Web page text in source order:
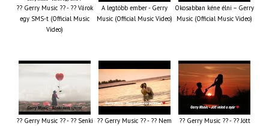
?? Gerry Music ?? - ?? Várok
egy SMS-t (Official Music
Video)
A legtöbb ember - Gerry
Music (Official Music Video)
Okosabban kéne élni – Gerry
Music (Official Music Video)
?? Gerry Music ?? - ?? Senki ?? Gerry Music ?? - ?? Nem
?? Gerry Music ?? - ?? Jött